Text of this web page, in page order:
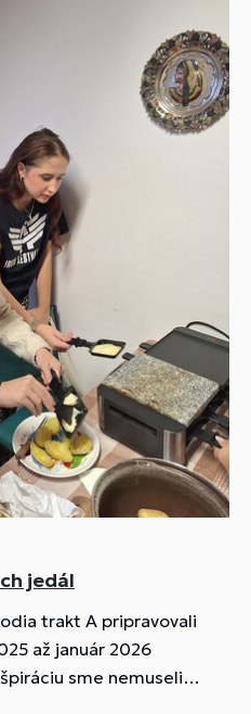
jedál
trakt A pripravovali
až január 2026
sme nemuseli